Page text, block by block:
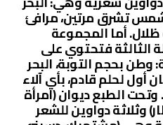
تشرق مرتين، مرافئ
أما المجموعة
الثالثة فتحتوي على
وطن بحجم التوبة، البحر
أول لحلم قادم، بأي آلاء
الطبع ديوان (امرأة
وثلاثة دواوين للشعر